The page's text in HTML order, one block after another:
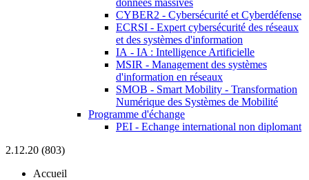
données massives
CYBER2 - Cybersécurité et Cyberdéfense
ECRSI - Expert cybersécurité des réseaux
et des systèmes d'information
IA - IA : Intelligence Artificielle
MSIR - Management des systèmes
d'information en réseaux
SMOB - Smart Mobility - Transformation
Numérique des Systèmes de Mobilité
Programme d'échange
PEI - Echange international non diplomant
2.12.20 (803)
Accueil